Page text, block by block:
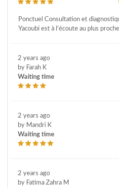
Ponctuel Consultation et
Yacoubi est à l’écoute au plus
2 years ago
by Farah K
Waiting time
2 years ago
by Mandri K
Waiting time
2 years ago
by Fatima Zahra M